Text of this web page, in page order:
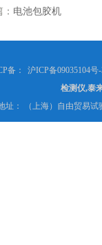
电池包胶机
备：
沪ICP备09035104号
检测仪,泰
址： （上海）自由贸易